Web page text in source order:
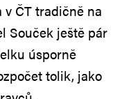
ČT tradičně na
Souček ještě pár
úsporně
tolik, jako